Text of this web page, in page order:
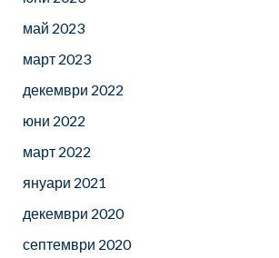
май 2023
март 2023
декември 2022
юни 2022
март 2022
януари 2021
декември 2020
септември 2020